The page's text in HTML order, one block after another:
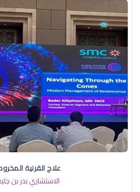
علاج القرنية
الاستشاري بدر بن